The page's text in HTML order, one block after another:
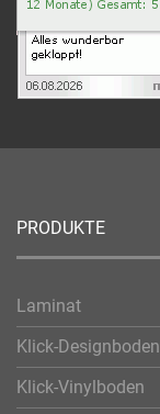
PRODUKTE
Laminat
Klick-Designboden
Klick-Vinylboden